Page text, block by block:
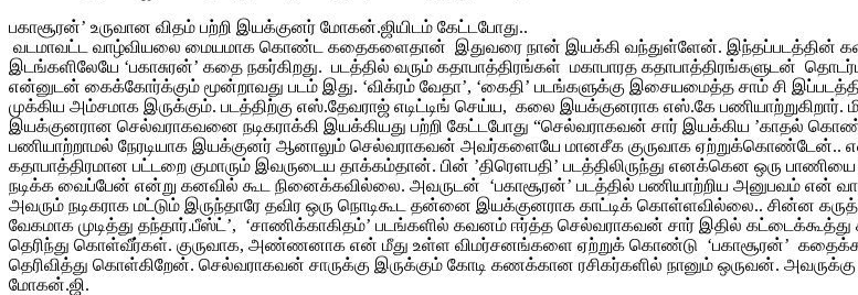
பகாசூரன்’ உருவான விதம் பற்றி இயக்குனர் மோகன்.ஜியிடம் கேட்டபோது..
வடமாவட்ட வாழ்வியலை மையமாக கொண்ட கதைகளைதான் இதுவரை நான் இயக்கி வந்துள்ளேன். இந்தப்படத்தின் கதை
இடங்களிலேயே ‘பகாசுரன்’ கதை நகர்கிறது. படத்தில் வரும் கதாபாத்திரங்கள் மகாபாரத கதாபாத்திரங்களுடன்
என்னுடன் கைக்கோர்க்கும் மூன்றாவது படம் இது. ‘விக்ரம் வேதா’, ‘கைதி’ படங்களுக்கு இசையமைத்த சாம் சி
முக்கிய அம்சமாக இருக்கும். படத்திற்கு எஸ்.தேவராஜ் எடிட்டிங் செய்ய, கலை இயக்குனராக எஸ்.கே
இயக்குனரான செல்வராகவனை நடிகராக்கி இயக்கியது பற்றி கேட்டபோது “செல்வராகவன் சார் இயக்கிய ’காதல்
பணியாற்றாமல் நேரடியாக இயக்குனர் ஆனாலும் செல்வராகவன் அவர்களையே மானசீக குருவாக ஏற்றுக்கொண்டேன்..
கதாபாத்திரமான பட்டறை குமாரும் இவருடைய தாக்கம்தான். பின் ’திரெளபதி’ படத்திலிருந்து எனக்கென ஒரு
நடிக்க வைப்பேன் என்று கனவில் கூட நினைக்கவில்லை. அவருடன் ‘பகாசூரன்’ படத்தில் பணியாற்றிய அனுபவம் என்
அவரும் நடிகராக மட்டும் இருந்தாரே தவிர ஒரு நொடிகூட தன்னை இயக்குனராக காட்டிக் கொள்ளவில்லை.. சின்ன
வேகமாக முடித்து தந்தார்.பீஸ்ட்’, ‘சாணிக்காகிதம்’ படங்களில் கவனம் ஈர்த்த செல்வராகவன் சார் இதில்
தெரிந்து கொள்வீர்கள். குருவாக, அண்ணனாக என் மீது உள்ள விமர்சனங்களை ஏற்றுக் கொண்டு ‘பகாசூரன்’
தெரிவித்து கொள்கிறேன். செல்வராகவன் சாருக்கு இருக்கும் கோடி கணக்கான ரசிகர்களில் நானும் ஒருவன்.
மோகன்.ஜி.